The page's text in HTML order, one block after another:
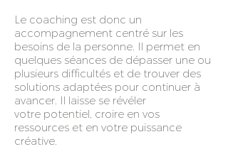
Le coaching est donc un
accompagnement centré sur les
besoins de la personne. Il permet en
quelques séances de dépasser une ou
plusieurs difficultés et de trouver des
solutions adaptées pour continuer à
avancer. Il laisse se révéler
votre potentiel, croire en vos
ressources et en votre puissance
créative.